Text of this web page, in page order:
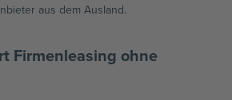
aus dem Ausland.
Firmenleasing ohne